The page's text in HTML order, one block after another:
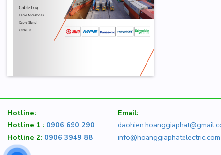
Hotline:
Hotline 1 : 0906 690 290
Hotline 2: 0906 3949 88
Email:
info@hoanggiaphatelectric.com